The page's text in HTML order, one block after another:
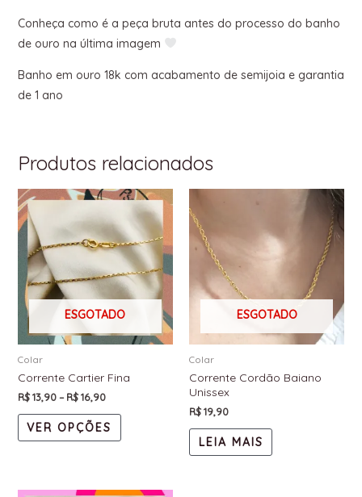
Conheça como é a peça bruta antes do processo do banho
de ouro na última imagem
Banho em ouro 18k com acabamento de semijoia e garantia
de 1 ano
Produtos relacionados
ESGOTADO
Colar
Corrente Cartier Fina
R$13,90–R$16,90
VER OPÇÕES
ESGOTADO
Colar
Corrente Cordão Baiano
Unissex
R$19,90
LEIA MAIS